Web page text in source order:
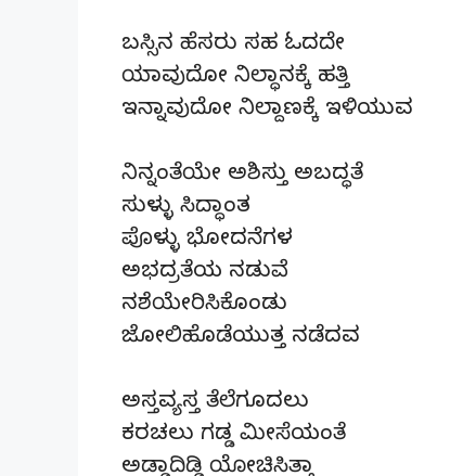
ಬಸ್ಸಿನ ಹೆಸರು ಸಹ ಓದದೇ
ಯಾವುದೋ ನಿಲ್ಧಾನಕ್ಕೆ ಹತ್ತಿ
ಇನ್ನಾವುದೋ ನಿಲ್ದಾಣಕ್ಕೆ ಇಳಿಯುವ
ನಿನ್ನಂತೆಯೇ ಅಶಿಸ್ತು ಅಬದ್ಧತೆ
ಸುಳ್ಳು ಸಿದ್ಧಾಂತ
ಪೊಳ್ಳು ಭೋದನೆಗಳ
ಅಭದ್ರತೆಯ ನಡುವೆ
ನಶೆಯೇರಿಸಿಕೊಂಡು
ಜೋಲಿಹೊಡೆಯುತ್ತ ನಡೆದವ
ಅಸ್ತವ್ಯಸ್ತ ತೆಲೆಗೂದಲು
ಕರಚಲು ಗಡ್ಡ ಮೀಸೆಯಂತೆ
ಅಡ್ಡಾದಿಡ್ಡಿ ಯೋಚಿಸಿತ್ತಾ